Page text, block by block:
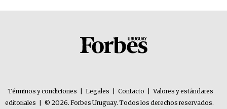
Términos y condiciones Legales Contacto
Valores y estándares
editoriales
© 2026. Forbes Uruguay. Todos los derechos reservados.